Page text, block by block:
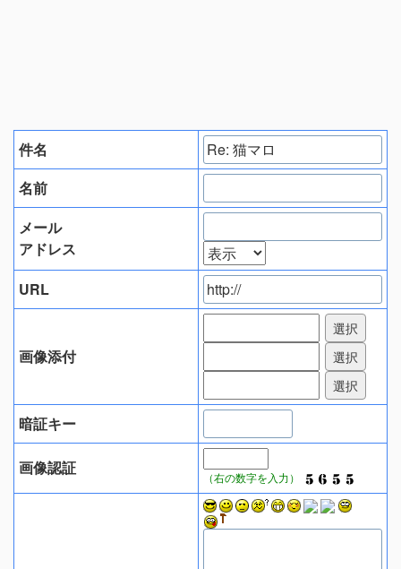
件名
名前
メール
アドレス
URL
画像添付
暗証キー
画像認証 （右の数字を入力）